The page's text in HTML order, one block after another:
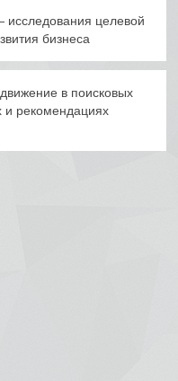
исследования целевой
бизнеса
в поисковых
и рекомендациях